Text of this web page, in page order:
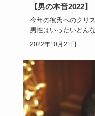
【男の本音2022】
今年の彼氏へのクリ
男性はいったいどん
男性が喜んでく…
2022年10月21日